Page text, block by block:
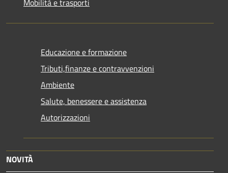
Mobilità e trasporti
Educazione e formazione
Tributi,finanze e contravvenzioni
Ambiente
Salute, benessere e assistenza
Autorizzazioni
NOVITÀ